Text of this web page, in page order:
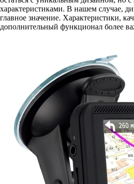
характеристиками. В нашем случае,
главное значение. Характеристики,
дополнительный функционал более